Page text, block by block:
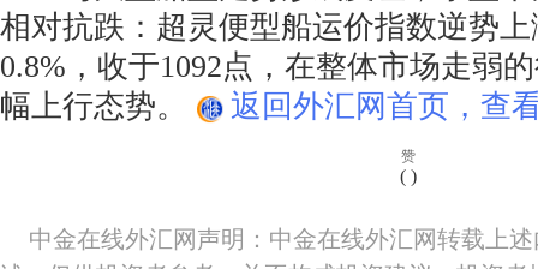
相对抗跌：超灵便型船运价指数逆势
0.8%，收于1092点，在整体市场走弱
幅上行态势。
返回外汇网首页，查
赞
( )
中金在线外汇网声明：中金在线外汇网转载上